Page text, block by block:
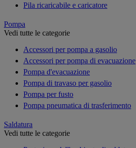
Pila ricaricabile e caricatore
Pompa
Vedi tutte le categorie
Accessori per pompa a gasolio
Accessori per pompa di evacuazione
Pompa d'evacuazione
Pompa di travaso per gasolio
Pompa per fusto
Pompa pneumatica di trasferimento
Saldatura
Vedi tutte le categorie